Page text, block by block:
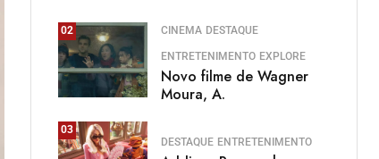
02 CINEMA DESTAQUE
ENTRETENIMENTO EXPLORE
Novo filme de Wagner
Moura, A.
03
DESTAQUE ENTRETENIMENTO